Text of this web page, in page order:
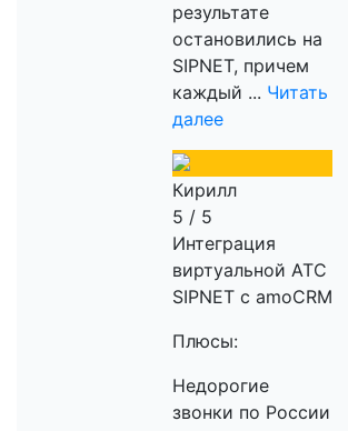
результате
остановились на
SIPNET, причем
каждый ... Читать
далее
Кирилл
5 / 5
Интеграция
виртуальной АТС
SIPNET c amoCRM
Плюсы:
Недорогие
звонки по России